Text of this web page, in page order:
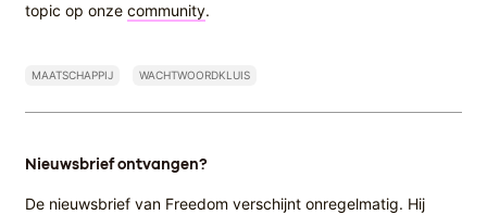
topic op onze community.
MAATSCHAPPIJ WACHTWOORDKLUIS
Nieuwsbrief ontvangen?
De nieuwsbrief van Freedom verschijnt onregelmatig. Hij